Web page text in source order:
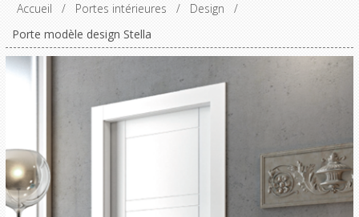
Accueil / Portes intérieures / Design
/
Porte modèle design Stella